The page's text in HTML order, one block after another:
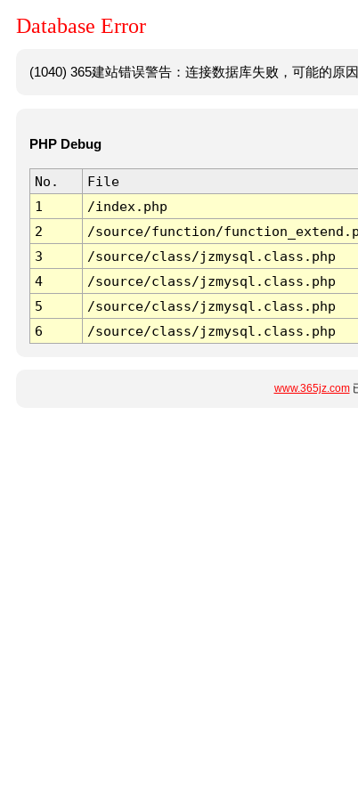
Database Error
(1040) 365建站错误警告：连接数据库失败，可能的原
PHP Debug
No. File
1
/index.php
2
/source/function/
3
/source/class/jzmysql.class.php
4
/source/class/jzmysql.class.php
5
/source/class/jzmysql.class.php
6
/source/class/jzmysql.class.php
www.365jz.com